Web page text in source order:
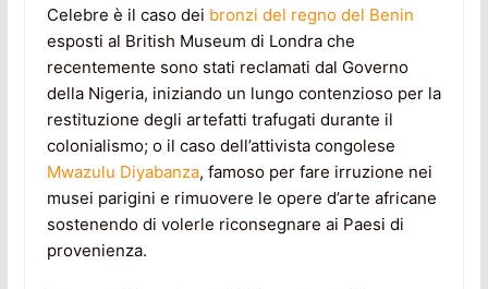
Celebre è il caso dei bronzi del regno del Benin
esposti al British Museum di Londra che
recentemente sono stati reclamati dal Governo
della Nigeria, iniziando un lungo contenzioso per la
restituzione degli artefatti trafugati durante il
colonialismo; o il caso dell’attivista congolese
Mwazulu Diyabanza, famoso per fare irruzione nei
musei parigini e rimuovere le opere d’arte africane
sostenendo di volerle riconsegnare ai Paesi di
provenienza.